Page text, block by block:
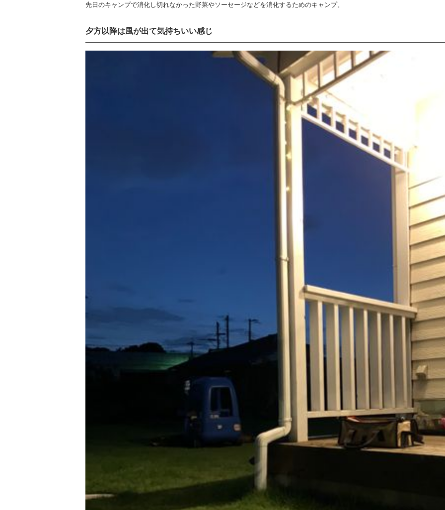
先日のキャンプで消化し切れなかった野菜やソーセージなどを消化するためのキャンプ。
夕方以降は風が出て気持ちいい感じ